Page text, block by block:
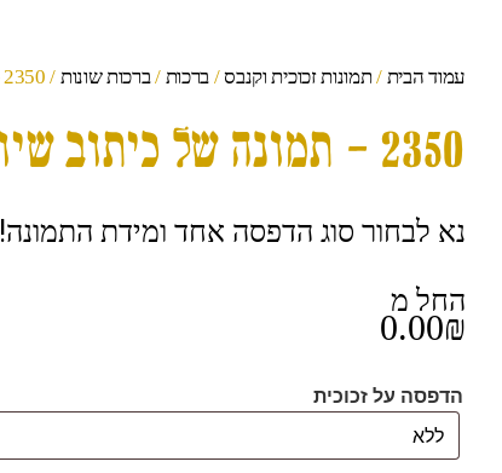
עמוד הבית /תמונות זכוכית וקנבס/ ברכות /ברכות שונות / 2350 – תמונה של כיתוב שיויתי ה' לנגדי תמיד על קנבס או זכוכית
2350 – תמונה של כיתוב שיויתי ה' לנגדי תמיד על קנבס או זכוכית
נא לבחור סוג הדפסה אחד ומידת התמונה!
החל מ
0.00₪
הדפסה על זכוכית